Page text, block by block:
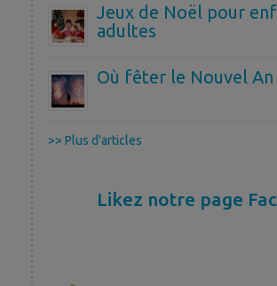
Jeux de Noël pour
adultes
Où fêter le Nouvel An
>> Plus d'articles
Likez notre page